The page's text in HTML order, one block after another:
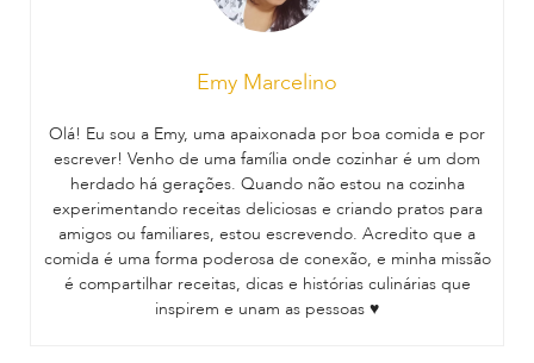
Emy Marcelino
Olá! Eu sou a Emy, uma apaixonada por boa comida e por
escrever! Venho de uma família onde cozinhar é um dom
herdado há gerações. Quando não estou na cozinha
experimentando receitas deliciosas e criando pratos para
amigos ou familiares, estou escrevendo. Acredito que a
comida é uma forma poderosa de conexão, e minha missão
é compartilhar receitas, dicas e histórias culinárias que
inspirem e unam as pessoas ♥